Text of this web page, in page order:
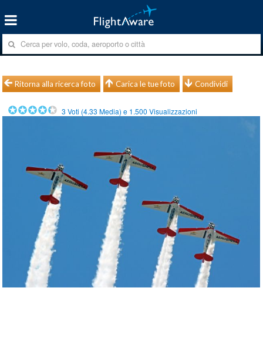
Ritorna alla ricerca foto Carica le tue foto Condividi
3 Voti (4.33 Media) e 1.500 Visualizzazioni